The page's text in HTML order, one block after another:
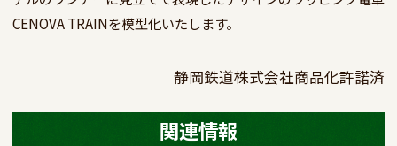
CENOVA TRAINを模型化いたします。
静岡鉄道株式会社商品化許諾済
関連情報